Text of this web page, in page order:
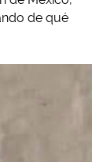
de qué